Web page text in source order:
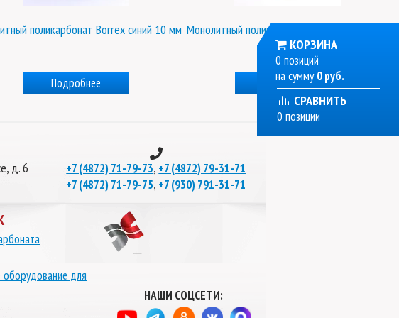
поликарбонат Borrex синий 10 мм
Подробнее
Монолитный поликарбонат Borrex опал 8 мм
Подробнее
д. 6 +7 (4872) 71-79-73, +7 (4872) 79-31-71
+7 (4872) 71-79-75, +7 (930) 791-31-71
для
НАШИ СОЦСЕТИ:
КОРЗИНА
0 позиций
на сумму0 руб.
СРАВНИТЬ
0 позиции